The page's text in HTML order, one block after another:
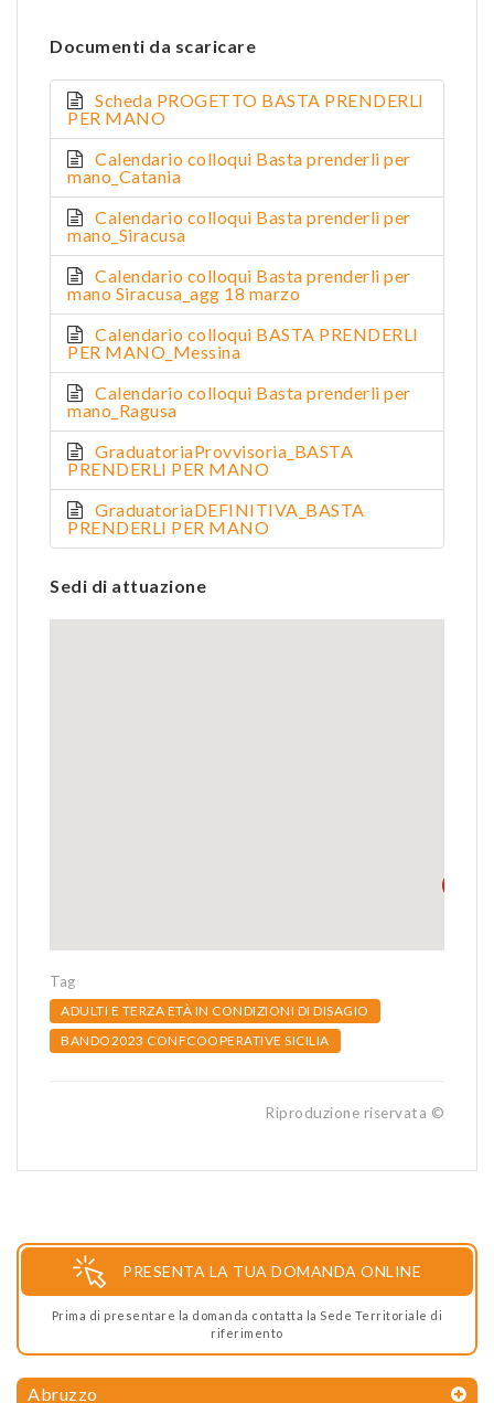
Documenti da scaricare
Scheda PROGETTO BASTA PRENDERLI
PER MANO
Calendario colloqui Basta prenderli per
mano_Catania
Calendario colloqui Basta prenderli per
mano_Siracusa
Calendario colloqui Basta prenderli per
mano Siracusa_agg 18 marzo
Calendario colloqui BASTA PRENDERLI
PER MANO_Messina
Calendario colloqui Basta prenderli per
mano_Ragusa
GraduatoriaProvvisoria_BASTA
PRENDERLI PER MANO
GraduatoriaDEFINITIVA_BASTA
PRENDERLI PER MANO
Sedi di attuazione
Tag
ADULTI E TERZA ETÀ IN CONDIZIONI DI DISAGIO
BANDO2023 CONFCOOPERATIVE SICILIA
Riproduzione riservata ©
PRESENTA LA TUA DOMANDA ONLINE
Prima di presentare la domanda contatta la Sede Territoriale di
riferimento
Abruzzo